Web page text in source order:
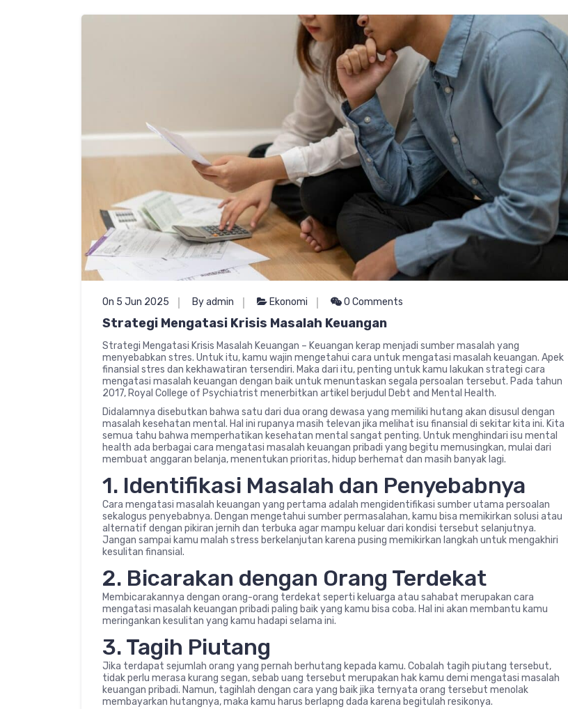
On 5 Jun 2025 By admin Ekonomi 0 Comments
Strategi Mengatasi Krisis Masalah Keuangan
Strategi Mengatasi Krisis Masalah Keuangan – Keuangan kerap menjadi sumber masalah yang
menyebabkan stres. Untuk itu, kamu wajin mengetahui cara untuk mengatasi masalah keuangan. Apek
finansial stres dan kekhawatiran tersendiri. Maka dari itu, penting untuk kamu lakukan strategi cara
mengatasi masalah keuangan dengan baik untuk menuntaskan segala persoalan tersebut. Pada tahun
2017, Royal College of Psychiatrist menerbitkan artikel berjudul Debt and Mental Health.
Didalamnya disebutkan bahwa satu dari dua orang dewasa yang memiliki hutang akan disusul dengan
masalah kesehatan mental. Hal ini rupanya masih televan jika melihat isu finansial di sekitar kita ini. Kita
semua tahu bahwa memperhatikan kesehatan mental sangat penting. Untuk menghindari isu mental
health ada berbagai cara mengatasi masalah keuangan pribadi yang begitu memusingkan, mulai dari
membuat anggaran belanja, menentukan prioritas, hidup berhemat dan masih banyak lagi.
1. Identifikasi Masalah dan Penyebabnya
Cara mengatasi masalah keuangan yang pertama adalah mengidentifikasi sumber utama persoalan
sekalogus penyebabnya. Dengan mengetahui sumber permasalahan, kamu bisa memikirkan solusi atau
alternatif dengan pikiran jernih dan terbuka agar mampu keluar dari kondisi tersebut selanjutnya.
Jangan sampai kamu malah stress berkelanjutan karena pusing memikirkan langkah untuk mengakhiri
kesulitan finansial.
2. Bicarakan dengan Orang Terdekat
Membicarakannya dengan orang-orang terdekat seperti keluarga atau sahabat merupakan cara
mengatasi masalah keuangan pribadi paling baik yang kamu bisa coba. Hal ini akan membantu kamu
meringankan kesulitan yang kamu hadapi selama ini.
3. Tagih Piutang
Jika terdapat sejumlah orang yang pernah berhutang kepada kamu. Cobalah tagih piutang tersebut,
tidak perlu merasa kurang segan, sebab uang tersebut merupakan hak kamu demi mengatasi masalah
keuangan pribadi. Namun, tagihlah dengan cara yang baik jika ternyata orang tersebut menolak
membayarkan hutangnya, maka kamu harus berlapng dada karena begitulah resikonya.